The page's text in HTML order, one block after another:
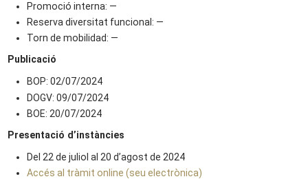
Promoció interna: —
Reserva diversitat funcional: —
Torn de mobilidad: —
Publicació
BOP: 02/07/2024
DOGV: 09/07/2024
BOE: 20/07/2024
Presentació d’instàncies
Del 22 de juliol al 20 d’agost de 2024
Accés al tràmit online (seu electrònica)